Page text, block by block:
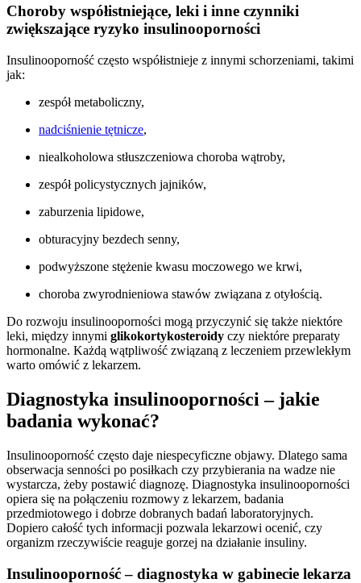
Choroby współistniejące, leki i inne czynniki
zwiększające ryzyko insulinooporności
Insulinooporność często współistnieje z innymi schorzeniami, takimi
jak:
zespół metaboliczny,
nadciśnienie tętnicze,
niealkoholowa stłuszczeniowa choroba wątroby,
zespół policystycznych jajników,
zaburzenia lipidowe,
obturacyjny bezdech senny,
podwyższone stężenie kwasu moczowego we krwi,
choroba zwyrodnieniowa stawów związana z otyłością.
Do rozwoju insulinooporności mogą przyczynić się także niektóre
leki, między innymi glikokortykosteroidy czy niektóre preparaty
hormonalne. Każdą wątpliwość związaną z leczeniem przewlekłym
warto omówić z lekarzem.
Diagnostyka insulinooporności – jakie
badania wykonać?
Insulinooporność często daje niespecyficzne objawy. Dlatego sama
obserwacja senności po posiłkach czy przybierania na wadze nie
wystarcza, żeby postawić diagnozę. Diagnostyka insulinooporności
opiera się na połączeniu rozmowy z lekarzem, badania
przedmiotowego i dobrze dobranych badań laboratoryjnych.
Dopiero całość tych informacji pozwala lekarzowi ocenić, czy
organizm rzeczywiście reaguje gorzej na działanie insuliny.
Insulinooporność – diagnostyka w gabinecie lekarza